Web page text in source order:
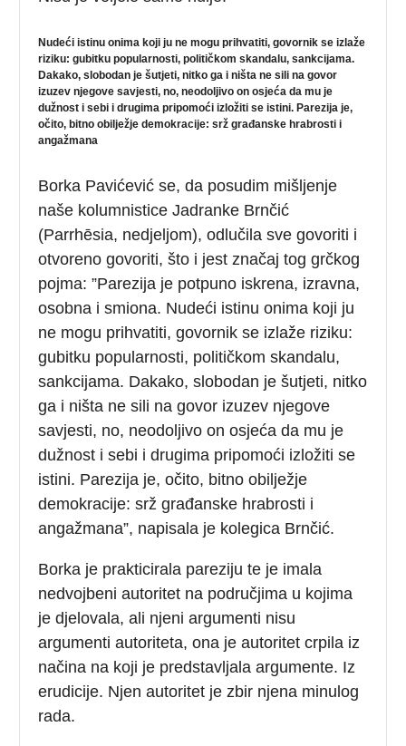
Nudeći istinu onima koji ju ne mogu prihvatiti, govornik se izlaže
riziku: gubitku popularnosti, političkom skandalu, sankcijama.
Dakako, slobodan je šutjeti, nitko ga i ništa ne sili na govor
izuzev njegove savjesti, no, neodoljivo on osjeća da mu je
dužnost i sebi i drugima pripomoći izložiti se istini. Parezija je,
očito, bitno obilježje demokracije: srž građanske hrabrosti i
angažmana
Borka Pavićević se, da posudim mišljenje
naše kolumnistice Jadranke Brnčić
(Parrhēsia, nedjeljom), odlučila sve govoriti i
otvoreno govoriti, što i jest značaj tog grčkog
pojma: ”Parezija je potpuno iskrena, izravna,
osobna i smiona. Nudeći istinu onima koji ju
ne mogu prihvatiti, govornik se izlaže riziku:
gubitku popularnosti, političkom skandalu,
sankcijama. Dakako, slobodan je šutjeti, nitko
ga i ništa ne sili na govor izuzev njegove
savjesti, no, neodoljivo on osjeća da mu je
dužnost i sebi i drugima pripomoći izložiti se
istini. Parezija je, očito, bitno obilježje
demokracije: srž građanske hrabrosti i
angažmana”, napisala je kolegica Brnčić.
Borka je prakticirala pareziju te je imala
nedvojbeni autoritet na područjima u kojima
je djelovala, ali njeni argumenti nisu
argumenti autoriteta, ona je autoritet crpila iz
načina na koji je predstavljala argumente. Iz
erudicije. Njen autoritet je zbir njena minulog
rada.